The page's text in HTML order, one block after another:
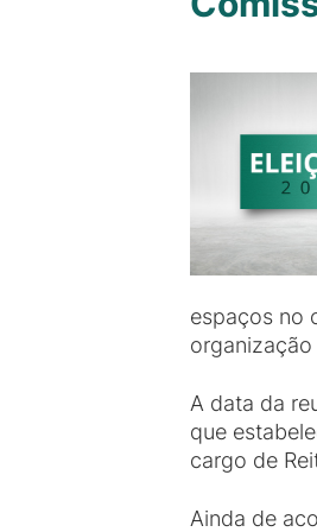
espaços no
A data da
que
cargo de
Ainda de